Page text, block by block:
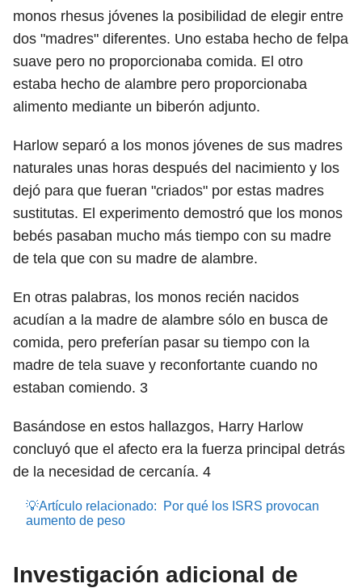
monos rhesus jóvenes la posibilidad de elegir entre
dos "madres" diferentes. Uno estaba hecho de felpa
suave pero no proporcionaba comida. El otro
estaba hecho de alambre pero proporcionaba
alimento mediante un biberón adjunto.
Harlow separó a los monos jóvenes de sus madres
naturales unas horas después del nacimiento y los
dejó para que fueran "criados" por estas madres
sustitutas. El experimento demostró que los monos
bebés pasaban mucho más tiempo con su madre
de tela que con su madre de alambre.
En otras palabras, los monos recién nacidos
acudían a la madre de alambre sólo en busca de
comida, pero preferían pasar su tiempo con la
madre de tela suave y reconfortante cuando no
estaban comiendo. 3
Basándose en estos hallazgos, Harry Harlow
concluyó que el afecto era la fuerza principal detrás
de la necesidad de cercanía. 4
💡Artículo relacionado:
Por qué los ISRS provocan
aumento de peso
Investigación adicional de